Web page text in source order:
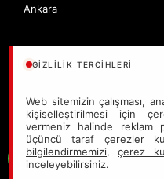
GIZLILIK TERCIHLERI
Web sitemizin çalışması,
kişiselleştirilmesi için
vermeniz halinde reklam
üçüncü taraf çerezler
bilgilendirmemizi,çerez
inceleyebilirsiniz.
Ankara
Sitemizde anılan tüm fiyatlar, geçerli
ve yeterli kontenjan